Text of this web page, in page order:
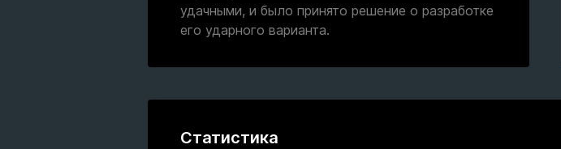
удачными, и было принято решение о разработке
его ударного варианта.
Статистика